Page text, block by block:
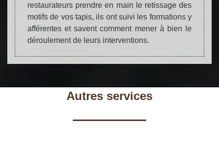
restaurateurs prendre en main le retissage des
motifs de vos tapis, ils ont suivi les formations y
afférentes et savent comment mener à bien le
déroulement de leurs interventions.
Autres services